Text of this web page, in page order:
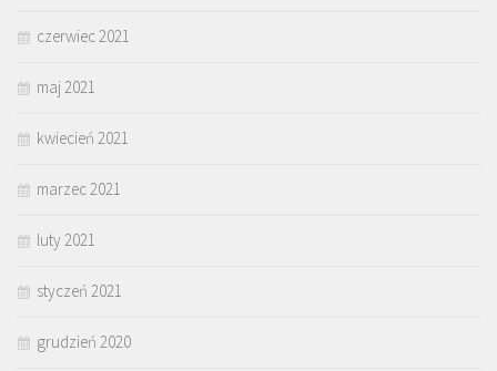
czerwiec 2021
maj 2021
kwiecień 2021
marzec 2021
luty 2021
styczeń 2021
grudzień 2020